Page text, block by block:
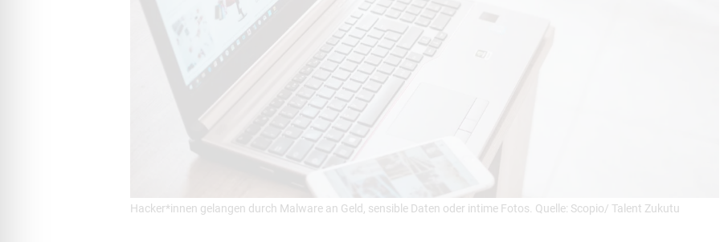
Hacker*innen gelangen durch Malware an Geld, sensible Daten oder intime Fotos. Quelle: Scopio/ Talent Zukutu